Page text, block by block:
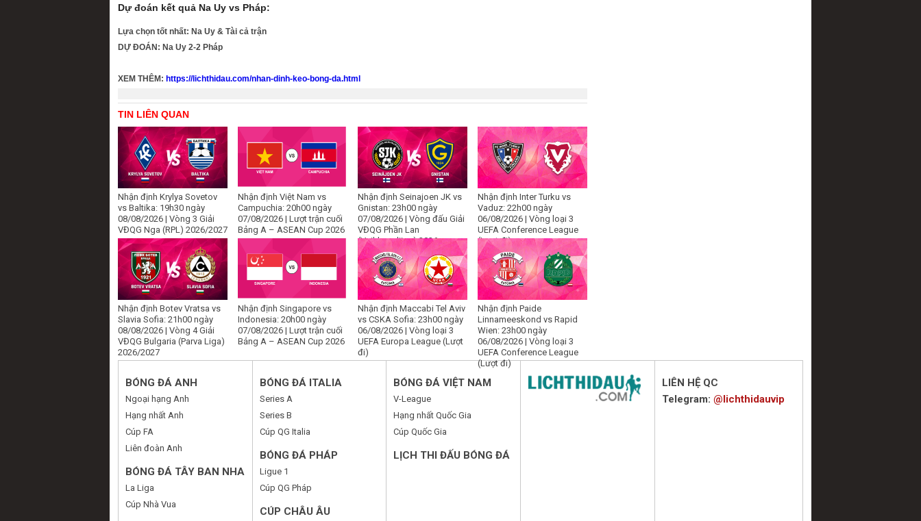
Dự đoán kết quả Na Uy vs Pháp:
Lựa chọn tốt nhất: Na Uy & Tài cả trận
DỰ ĐOÁN: Na Uy 2-2 Pháp
XEM THÊM: https://lichthidau.com/nhan-dinh-keo-bong-da.html
TIN LIÊN QUAN
Nhận định Krylya Sovetov
vs Baltika: 19h30 ngày
08/08/2026 | Vòng 3 Giải
VĐQG Nga (RPL) 2026/2027
Nhận định Botev Vratsa vs
Slavia Sofia: 21h00 ngày
08/08/2026 | Vòng 4 Giải
VĐQG Bulgaria (Parva Liga)
2026/2027
Nhận định Việt Nam vs
Campuchia: 20h00 ngày
07/08/2026 | Lượt trận cuối
Bảng A – ASEAN Cup 2026
Nhận định Singapore vs
Indonesia: 20h00 ngày
07/08/2026 | Lượt trận cuối
Bảng A – ASEAN Cup 2026
Nhận định Seinajoen JK vs
Gnistan: 23h00 ngày
07/08/2026 | Vòng đấu Giải
VĐQG Phần Lan
(Veikkausliiga) 2026
Nhận định Maccabi Tel Aviv
vs CSKA Sofia: 23h00 ngày
06/08/2026 | Vòng loại 3
UEFA Europa League (Lượt
đi)
Nhận định Inter Turku vs
Vaduz: 22h00 ngày
06/08/2026 | Vòng loại 3
UEFA Conference League
(Lượt đi)
Nhận định Paide
Linnameeskond vs Rapid
Wien: 23h00 ngày
06/08/2026 | Vòng loại 3
UEFA Conference League
(Lượt đi)
BÓNG ĐÁ ANH
Ngoại hạng Anh
Hạng nhất Anh
Cúp FA
Liên đoàn Anh
BÓNG ĐÁ TÂY BAN NHA
La Liga
Cúp Nhà Vua
BÓNG ĐÁ ITALIA
Series A
Series B
Cúp QG Italia
BÓNG ĐÁ PHÁP
Ligue 1
Cúp QG Pháp
CÚP CHÂU ÂU
BÓNG ĐÁ VIỆT NAM
V-League
Hạng nhất Quốc Gia
Cúp Quốc Gia
LỊCH THI ĐẤU BÓNG ĐÁ
LIÊN HỆ QC
Telegram: @lichthidauvip